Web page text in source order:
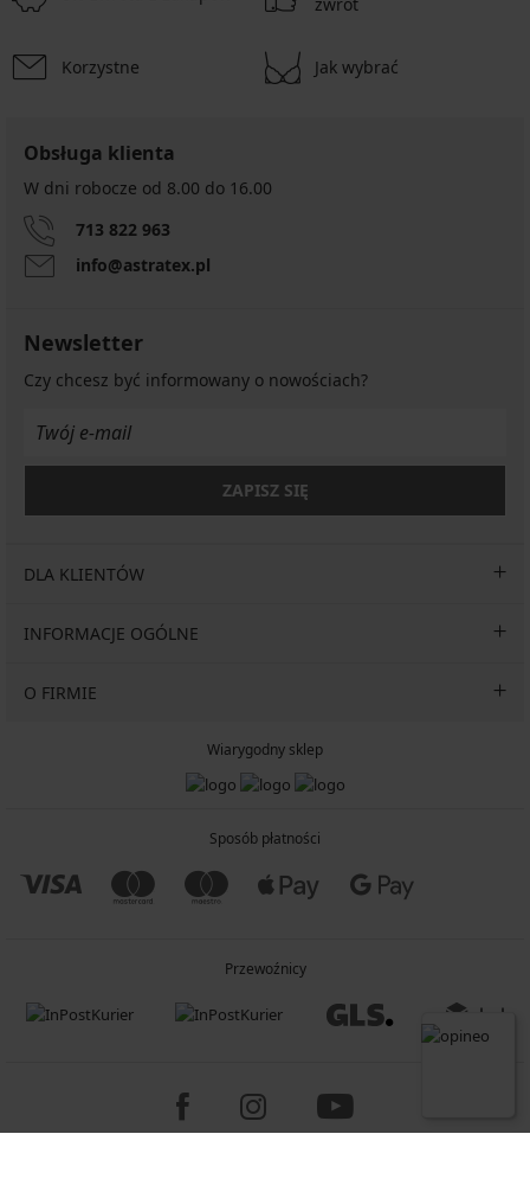
zwrot
Korzystne Jak wybrać
Obsługa klienta
W dni robocze od 8.00 do 16.00
713 822 963
info@astratex.pl
Newsletter
Czy chcesz być informowany o nowościach?
ZAPISZ SIĘ
DLA KLIENTÓW
INFORMACJE OGÓLNE
O FIRMIE
Wiarygodny sklep
Sposób płatności
Przewoźnicy